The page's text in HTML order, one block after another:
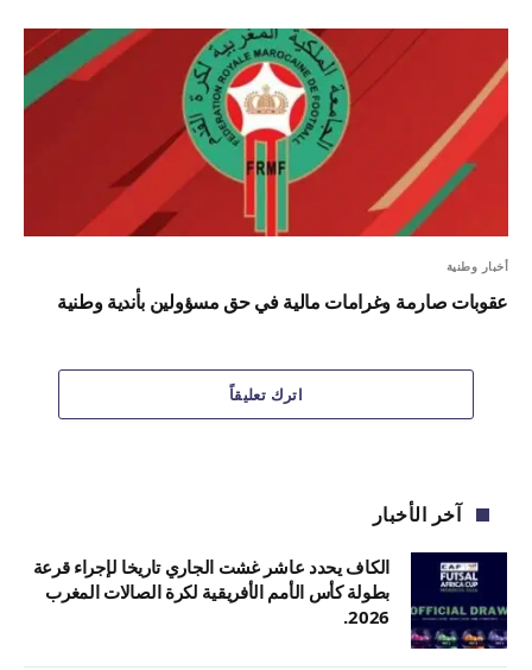
أخبار وطنية
عقوبات صارمة وغرامات مالية في حق مسؤولين بأندية وطنية
اترك تعليقاً
آخر الأخبار
الكاف يحدد عاشر غشت الجاري تاريخا لإجراء قرعة
بطولة كأس الأمم الأفريقية لكرة الصالات المغرب
2026.